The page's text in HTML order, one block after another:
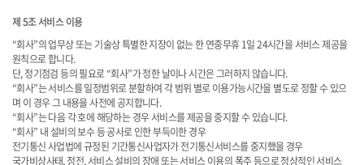
제 5조 서비스 이용
“회사”의 업무상 또는 기술상 특별한 지장이 없는 한 연중무휴 1일 24시간을 서비스 제공을
원칙으로 합니다.
단, 정기점검 등의 필요로 “회사”가 정한 날이나 시간은 그러하지 않습니다.
“회사”는 서비스를 일정범위로 분할하여 각 범위 별로 이용가능시간을 별도로 정할 수 있으
며 이 경우 그 내용을 사전에 공지합니다.
“회사”는 다음 각 호에 해당하는 경우 서비스를 제공을 중지할 수 있습니다.
“회사” 내 설비의 보수 등 공사로 인한 부득이한 경우
전기통신 사업법에 규정된 기간통신사업자가 전기통신서비스를 중지했을 경우
국가비상사태, 정전, 서비스 설비의 장애 또는 서비스 이용의 폭주 등으로 정상적인 서비스